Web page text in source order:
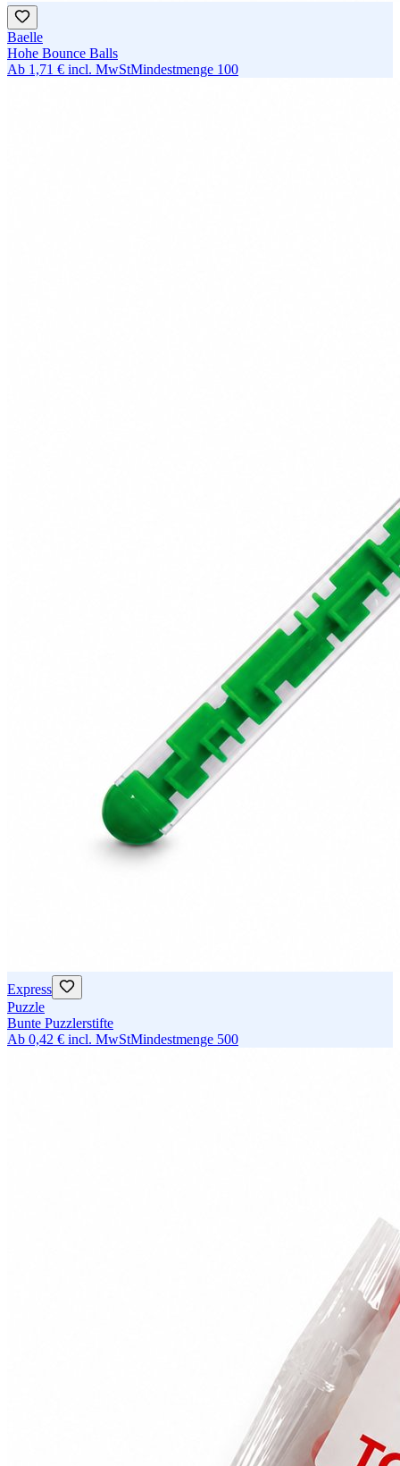
Baelle
Hohe Bounce Balls
Ab 1,71 € incl. MwStMindestmenge 100
Express
Puzzle
Bunte Puzzlerstifte
Ab 0,42 € incl. MwStMindestmenge 500